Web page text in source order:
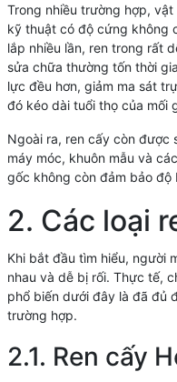
Trong nhiều trường hợp,
kỹ thuật có độ cứng không
lắp nhiều lần, ren trong rất
sửa chữa thường tốn thời
lực đều hơn, giảm ma sát
đó kéo dài tuổi thọ của mối
Ngoài ra, ren cấy còn được
máy móc, khuôn mẫu và
gốc không còn đảm bảo độ
2. Các loại
Khi bắt đầu tìm hiểu, người
nhau và dễ bị rối. Thực tế,
phổ biến dưới đây là đã đủ
trường hợp.
2.1. Ren cấy